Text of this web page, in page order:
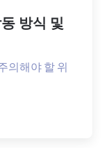
방식 및
의해야 할 위